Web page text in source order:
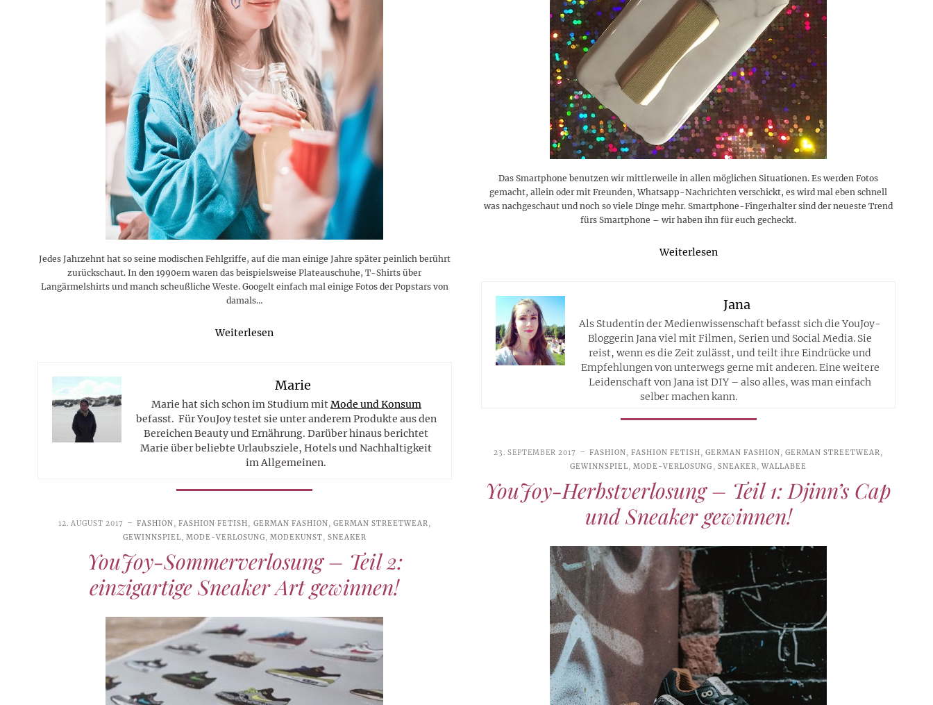
Jedes Jahrzehnt hat so seine modischen Fehlgriffe, auf die man einige Jahre später peinlich berührt
zurückschaut. In den 1990ern waren das beispielsweise Plateauschuhe, T-Shirts über
Langärmelshirts und manch scheußliche Weste. Googelt einfach mal einige Fotos der Popstars von
damals…
Weiterlesen
Marie
Marie hat sich schon im Studium mitMode und Konsum
befasst. Für YouJoy testet sie unter anderem Produkte aus den
Bereichen Beauty und Ernährung. Darüber hinaus berichtet
Marie über beliebte Urlaubsziele, Hotels und Nachhaltigkeit
im Allgemeinen.
Das Smartphone benutzen wir mittlerweile in allen möglichen Situationen. Es werden Fotos
gemacht, allein oder mit Freunden, Whatsapp-Nachrichten verschickt, es wird mal eben schnell
was nachgeschaut und noch so viele Dinge mehr. Smartphone-Fingerhalter sind der neueste Trend
fürs Smartphone – wir haben ihn für euch gecheckt.
Weiterlesen
Jana
Als Studentin der Medienwissenschaft befasst sich die YouJoy-
Bloggerin Jana viel mit Filmen, Serien und Social Media. Sie
reist, wenn es die Zeit zulässt, und teilt ihre Eindrücke und
Empfehlungen von unterwegs gerne mit anderen. Eine weitere
Leidenschaft von Jana ist DIY – also alles, was man einfach
selber machen kann.
23. SEPTEMBER 2017 FASHION, FASHION FETISH,GERMAN FASHION,GERMAN STREETWEAR,
GEWINNSPIEL,MODE-VERLOSUNG , SNEAKER, WALLABEE
YouJoy-Herbstverlosung – Teil 1: Djinn’s Cap
und Sneaker gewinnen!
12. AUGUST 2017 FASHION,FASHION FETISH, GERMAN FASHION, GERMAN STREETWEAR,
GEWINNSPIEL, MODE-VERLOSUNG, MODEKUNST,SNEAKER
YouJoy-Sommerverlosung – Teil 2:
einzigartige Sneaker Art gewinnen!